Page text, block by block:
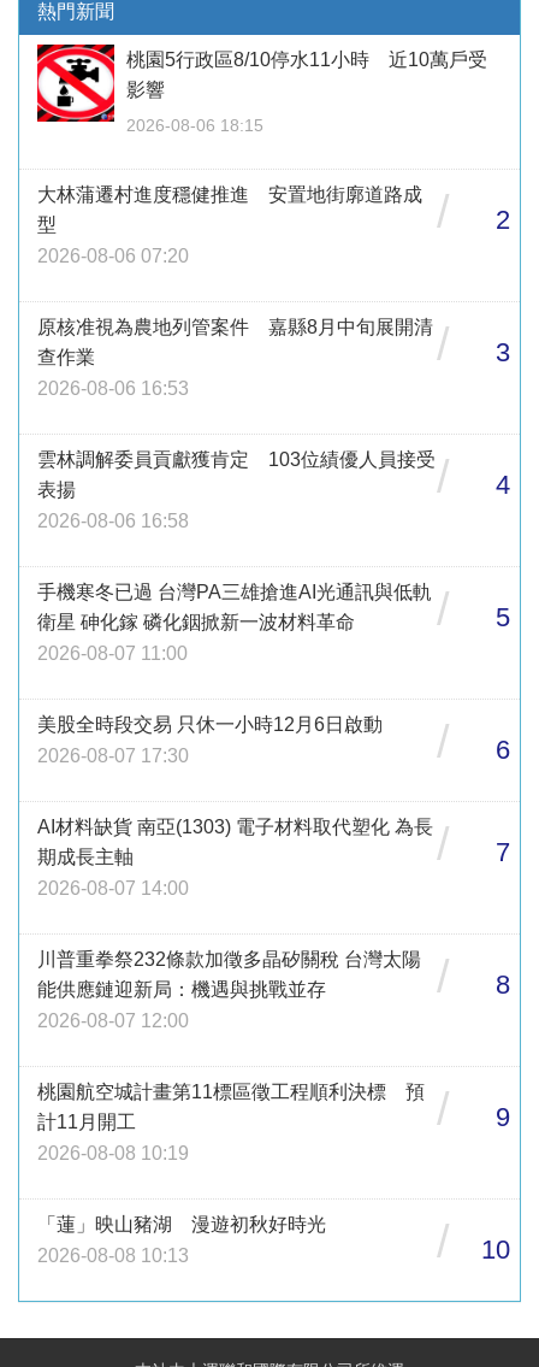
熱門新聞
桃園5行政區8/10停水11小時 近10萬戶受
影響
2026-08-06 18:15
大林蒲遷村進度穩健推進 安置地街廓道路成
型
2026-08-06 07:20
/ 2
原核准視為農地列管案件 嘉縣8月中旬展開清
查作業
2026-08-06 16:53
/ 3
雲林調解委員貢獻獲肯定 103位績優人員接受
表揚
2026-08-06 16:58
/ 4
手機寒冬已過 台灣PA三雄搶進AI光通訊與低軌
衛星 砷化鎵 磷化銦掀新一波材料革命
2026-08-07 11:00
/ 5
美股全時段交易 只休一小時12月6日啟動
2026-08-07 17:30
/ 6
AI材料缺貨 南亞(1303) 電子材料取代塑化 為長
期成長主軸
2026-08-07 14:00
/ 7
川普重拳祭232條款加徵多晶矽關稅 台灣太陽
能供應鏈迎新局：機遇與挑戰並存
2026-08-07 12:00
/ 8
桃園航空城計畫第11標區徵工程順利決標 預
計11月開工
2026-08-08 10:19
/ 9
「蓮」映山豬湖 漫遊初秋好時光
2026-08-08 10:13
/ 10